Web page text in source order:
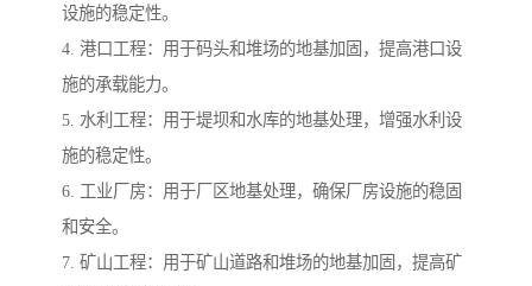
设施的稳定性。
4. 港口工程：用于码头和堆场的地基加固，提高港口设
施的承载能力。
5. 水利工程：用于堤坝和水库的地基处理，增强水利设
施的稳定性。
6. 工业厂房：用于厂区地基处理，确保厂房设施的稳固
和安全。
7. 矿山工程：用于矿山道路和堆场的地基加固，提高矿